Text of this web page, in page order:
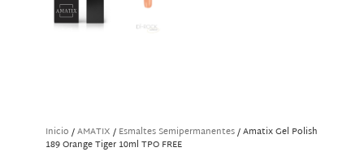
Inicio /AMATIX / Esmaltes Semipermanentes/ Amatix Gel Polish
189 Orange Tiger 10ml TPO FREE